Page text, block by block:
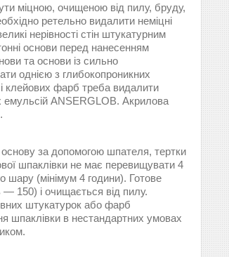
міцною, очищеною від пилу, бруду,
ретельно видалити неміцні
нерівності стін штукатурним
основи перед нанесенням
та основи із сильно
однією з глибокопроникних
клейових фарб треба видалити
емульсій ANSERGLOB. Акрилова
основу за допомогою шпателя, тертки
шпаклівки не має перевищувати 4
шару (мінімум 4 години). Готове
150) і очищається від пилу.
штукатурок або фарб
шпаклівки в нестандартних умовах